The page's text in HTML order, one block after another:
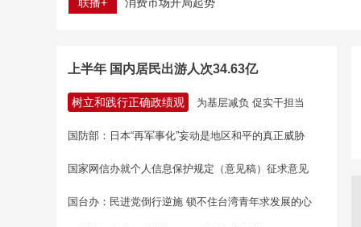
上半年 国内居民出游人次34.63亿
树立和践行正确政绩观 为基层减负 促实干担当
国防部：日本“再军事化”妄动是地区和平的真正威胁
国家网信办就个人信息保护规定（意见稿）征求意见
国台办：民进党倒行逆施 锁不住台湾青年求发展的心